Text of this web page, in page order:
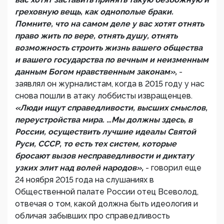
греховную вещь, как однополые браки.
Помните, что на самом деле у вас хотят отнять
право жить по вере, отнять душу, отнять
возможность строить жизнь вашего общества
и вашего государства по вечным и неизменным
данным Богом нравственным законам», -
заявлял он журналистам, когда в 2015 году у нас
снова пошли в атаку лоббисты извращенцев.
«Люди ищут справедливости, высших смыслов,
переустройства мира. …Мы должны здесь, в
России, осуществить лучшие идеалы Святой
Руси, СССР, то есть тех систем, которые
бросают вызов несправедливости и диктату
узких элит над волей народов», - говорил еще
24 ноября 2015 года на слушаниях в
Общественной палате России отец Всеволод,
отвечая о том, какой должна быть идеология и
обличая забывших про справедливость